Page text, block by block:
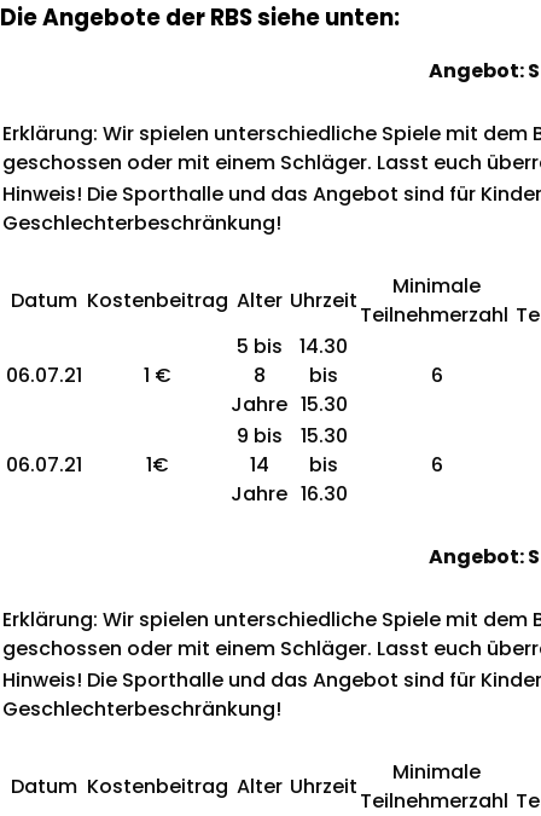
Die Angebote der RBS siehe unten:
Angebot:
Erklärung: Wir spielen unterschiedliche Spiele mit dem
geschossen oder mit einem Schläger. Lasst euch
Hinweis! Die Sporthalle und das Angebot sind für
Geschlechterbeschränkung!
Datum Kostenbeitrag Alter Uhrzeit
Minimale
Teilnehmerzahl
06.07.21 1 €
5 bis
8
Jahre
14.30
bis
15.30
6
06.07.21 1€
9 bis
14
Jahre
15.30
bis
16.30
6
Angebot:
Erklärung: Wir spielen unterschiedliche Spiele mit dem
geschossen oder mit einem Schläger. Lasst euch
Hinweis! Die Sporthalle und das Angebot sind für
Geschlechterbeschränkung!
Datum Kostenbeitrag Alter Uhrzeit
Minimale
Teilnehmerzahl